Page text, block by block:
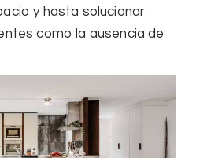
y hasta solucionar
como la ausencia de